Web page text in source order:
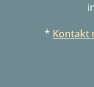
* Kontakt